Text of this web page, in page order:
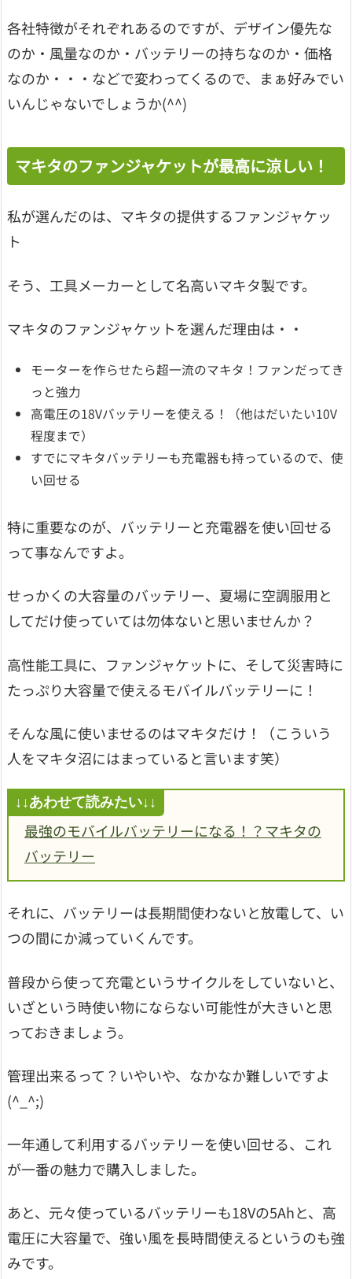
各社特徴がそれぞれあるのですが、デザイン優先な
のか・風量なのか・バッテリーの持ちなのか・価格
なのか・・・などで変わってくるので、まぁ好みでい
いんじゃないでしょうか(^^)
マキタのファンジャケットが最高に涼しい！
私が選んだのは、マキタの提供するファンジャケッ
ト
そう、工具メーカーとして名高いマキタ製です。
マキタのファンジャケットを選んだ理由は・・
モーターを作らせたら超一流のマキタ！ファンだってき
っと強力
高電圧の18Vバッテリーを使える！（他はだいたい10V
程度まで）
すでにマキタバッテリーも充電器も持っているので、使
い回せる
特に重要なのが、バッテリーと充電器を使い回せる
って事なんですよ。
せっかくの大容量のバッテリー、夏場に空調服用と
してだけ使っていては勿体ないと思いませんか？
高性能工具に、ファンジャケットに、そして災害時に
たっぷり大容量で使えるモバイルバッテリーに！
そんな風に使いませるのはマキタだけ！（こういう
人をマキタ沼にはまっていると言います笑）
最強のモバイルバッテリーになる！？マキタの
バッテリー
それに、バッテリーは長期間使わないと放電して、い
つの間にか減っていくんです。
普段から使って充電というサイクルをしていないと、
いざという時使い物にならない可能性が大きいと思
っておきましょう。
管理出来るって？いやいや、なかなか難しいですよ
(^_^;)
一年通して利用するバッテリーを使い回せる、これ
が一番の魅力で購入しました。
あと、元々使っているバッテリーも18Vの5Ahと、高
電圧に大容量で、強い風を長時間使えるというのも強
みです。